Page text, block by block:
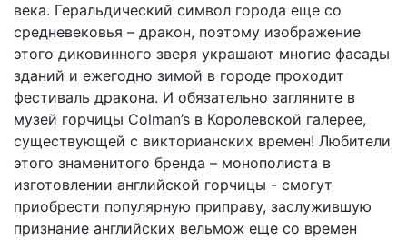
века. Геральдический символ города еще со
средневековья – дракон, поэтому изображение
этого диковинного зверя украшают многие фасады
зданий и ежегодно зимой в городе проходит
фестиваль дракона. И обязательно загляните в
музей горчицы Colman’s в Королевской галерее,
существующей с викторианских времен! Любители
этого знаменитого бренда – монополиста в
изготовлении английской горчицы - смогут
приобрести популярную приправу, заслужившую
признание английских вельмож еще со времен